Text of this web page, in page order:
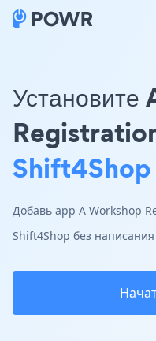
Shift4Shop
Добавь app A Workshop
Shift4Shop без